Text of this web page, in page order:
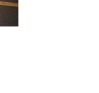
যে
মুসলিম